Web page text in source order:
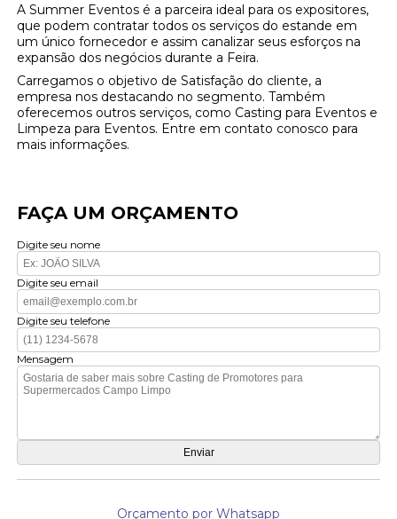
A Summer Eventos é a parceira ideal para os expositores,
que podem contratar todos os serviços do estande em
um único fornecedor e assim canalizar seus esforços na
expansão dos negócios durante a Feira.
Carregamos o objetivo de Satisfação do cliente, a
empresa nos destacando no segmento. Também
oferecemos outros serviços, como Casting para Eventos e
Limpeza para Eventos. Entre em contato conosco para
mais informações.
FAÇA UM ORÇAMENTO
Digite seu nome
Digite seu email
Digite seu telefone
Mensagem
Orçamento por Whatsapp